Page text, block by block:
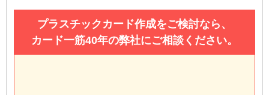
プラスチックカード作成をご検討なら、
カード一筋40年の弊社にご相談ください。